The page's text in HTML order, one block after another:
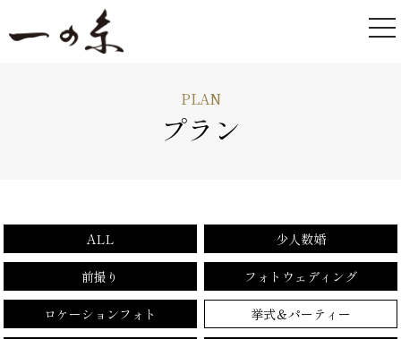
PLAN
プラン
ALL 少人数婚
前撮り フォトウェディング
ロケーションフォト 挙式＆パーティー